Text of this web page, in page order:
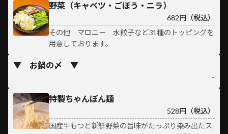
野菜（キャベツ・ごぼう・ニラ）
682円（税込）
その他 マロニー 水餃子など31種のトッピングを
用意しております。
▼ お鍋の〆 ▼
-
特製ちゃんぽん麺
528円（税込）
国産牛もつと新鮮野菜の旨味がたっぷり染み出たス